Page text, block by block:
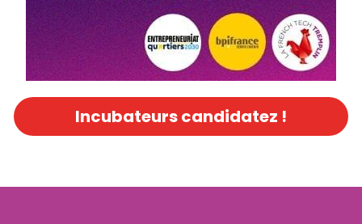
Incubateurs candidatez !